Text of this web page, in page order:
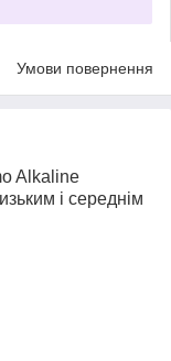
Умови повернення
Alkaline
і середнім